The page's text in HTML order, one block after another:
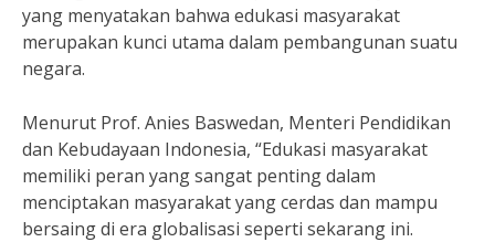
yang menyatakan bahwa edukasi masyarakat
merupakan kunci utama dalam pembangunan suatu
negara.
Menurut Prof. Anies Baswedan, Menteri Pendidikan
dan Kebudayaan Indonesia, “Edukasi masyarakat
memiliki peran yang sangat penting dalam
menciptakan masyarakat yang cerdas dan mampu
bersaing di era globalisasi seperti sekarang ini.